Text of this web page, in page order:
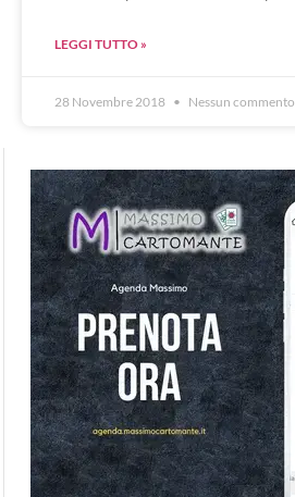
LEGGI TUTTO »
28 Novembre 2018 Nessun commento